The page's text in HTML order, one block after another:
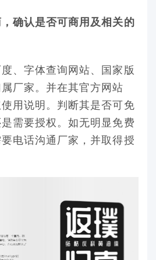
确认是否可商用及相关的
、字体查询网站、国家版
厂家。并在其官方网站
用说明。判断其是否可免
需要授权。如无明显免费
电话沟通厂家，并取得授